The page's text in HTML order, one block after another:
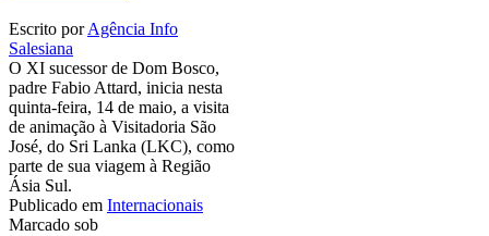
Escrito porAgência Info
Salesiana
O XI sucessor de Dom Bosco,
padre Fabio Attard, inicia nesta
quinta-feira, 14 de maio, a visita
de animação à Visitadoria São
José, do Sri Lanka (LKC), como
parte de sua viagem à Região
Ásia Sul.
Publicado em Internacionais
Marcado sob